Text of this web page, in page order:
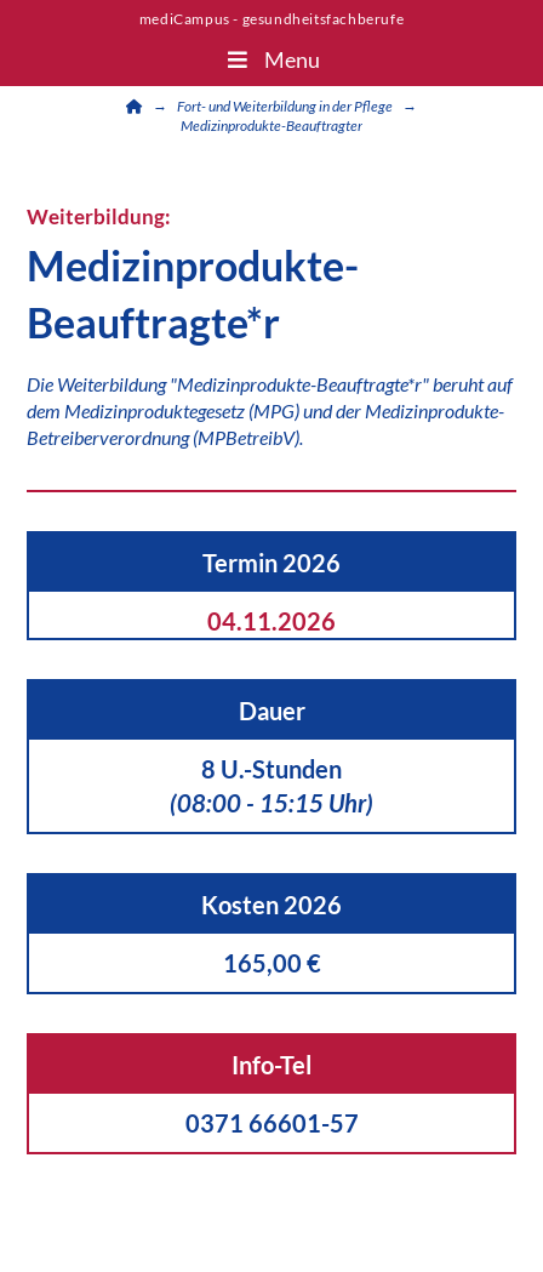
mediCampus - gesundheitsfachberufe
Menu
Home
→ Fort- und Weiterbildung in der Pflege
→
Medizinprodukte-Beauftragter
Weiterbildung:
Medizinprodukte-
Beauftragte*r
Die Weiterbildung "Medizinprodukte-Beauftragte*r" beruht auf
dem Medizinproduktegesetz (MPG) und der Medizinprodukte-
Betreiberverordnung (MPBetreibV).
Termin 2026
04.11.2026
Dauer
8 U.-Stunden
(08:00 - 15:15 Uhr)
Kosten 2026
165,00 €
Info-Tel
0371 66601-57